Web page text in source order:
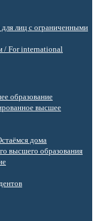
лиц с ограниченными
/ For international
образование
высшее
дома
высшего образования